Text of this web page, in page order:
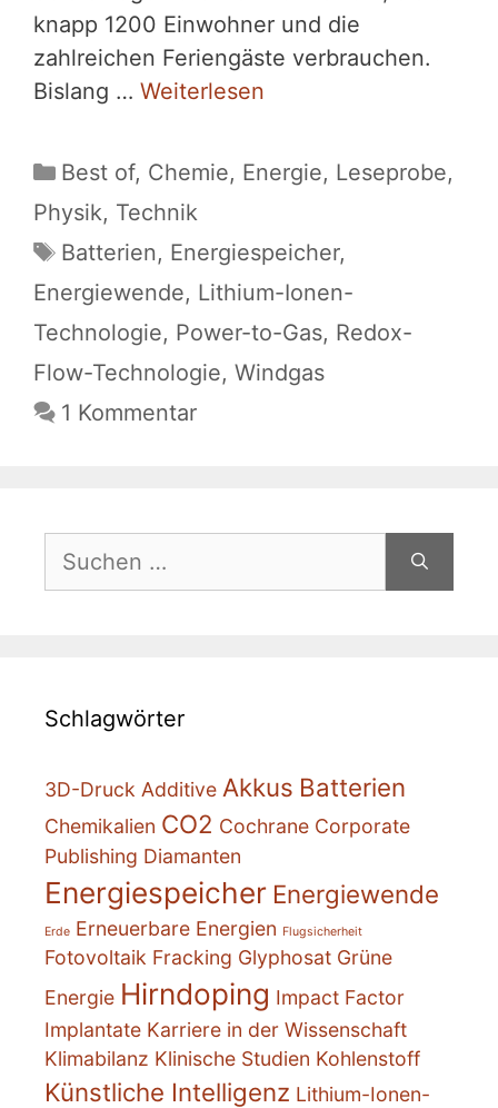
knapp 1200 Einwohner und die
zahlreichen Feriengäste verbrauchen.
Bislang … Weiterlesen
Kategorien
Best of, Chemie, Energie, Leseprobe,
Physik, Technik
Schlagwörter
Batterien, Energiespeicher,
Energiewende, Lithium-Ionen-
Technologie, Power-to-Gas, Redox-
Flow-Technologie, Windgas
1 Kommentar
nach:
Schlagwörter
3D-Druck Additive Akkus Batterien
Chemikalien CO2 Cochrane Corporate
Publishing Diamanten
Energiespeicher Energiewende
Erde Erneuerbare Energien Flugsicherheit
Fotovoltaik Fracking Glyphosat Grüne
Energie Hirndoping Impact Factor
Implantate Karriere in der Wissenschaft
Klimabilanz Klinische Studien Kohlenstoff
Künstliche Intelligenz Lithium-Ionen-